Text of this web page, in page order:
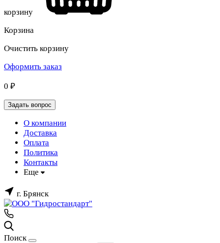
корзину
Корзина
Очистить корзину
Оформить заказ
0 ₽
Задать вопрос
О компании
Доставка
Оплата
Политика
Контакты
Еще
г. Брянск
Поиск